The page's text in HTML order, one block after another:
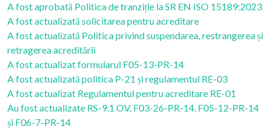
A fost aprobată Politica de tranziție la SR EN ISO 15189:2023
A fost actualizată solicitarea pentru acreditare
A fost actualizată Politica privind suspendarea, restrangerea și
retragerea acreditării
A fost actualizat formularul F05-13-PR-14
A fost actualizată politica P-21 și regulamentul RE-03
A fost actualizat Regulamentul pentru acreditare RE-01
Au fost actualizate RS-9.1 OV, F03-26-PR-14, F05-12-PR-14
și F06-7-PR-14